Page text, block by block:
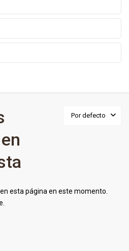
Por defecto
esta página en este momento.